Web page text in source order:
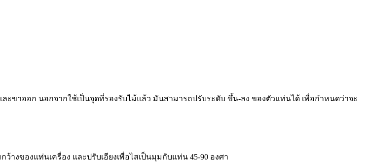
ะขาออก นอกจากใช้เป็นจุดที่รองรับไม้แล้ว มันสามารถปรับระดับ ขึ้น-ลง ของตัวแท่นได้ เพื่อกำหนดว่าจะ
งของแท่นเครื่อง และปรับเอียงเพื่อไสเป็นมุมกับแท่น 45-90 องศา